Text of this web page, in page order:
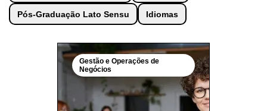
Pós-Graduação Lato Sensu Idiomas
Gestão e Operações de
Negócios